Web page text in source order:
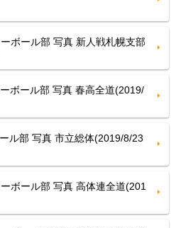
ボール部 写真 新人戦札幌支部
ボール部 写真 春高全道(2019/
ル部 写真 市立総体(2019/8/23
ボール部 写真 高体連全道(201